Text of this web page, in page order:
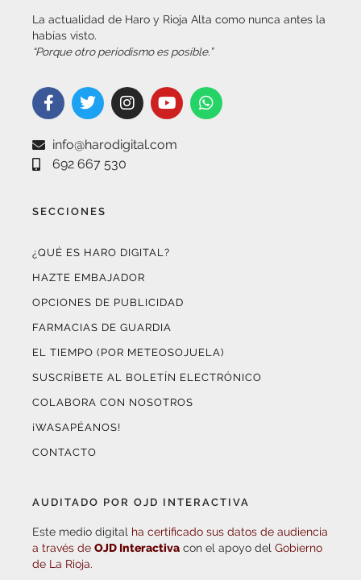
La actualidad de Haro y Rioja Alta como nunca antes la
habías visto.
“Porque otro periodismo es posible.”
info@harodigital.com
692 667 530
SECCIONES
¿QUÉ ES HARO DIGITAL?
HAZTE EMBAJADOR
OPCIONES DE PUBLICIDAD
FARMACIAS DE GUARDIA
EL TIEMPO (POR METEOSOJUELA)
SUSCRÍBETE AL BOLETÍN ELECTRÓNICO
COLABORA CON NOSOTROS
¡WASAPÉANOS!
CONTACTO
AUDITADO POR OJD INTERACTIVA
Este medio digital ha certificado sus datos de audiencia
a través de OJD Interactiva con el apoyo del Gobierno
de La Rioja.